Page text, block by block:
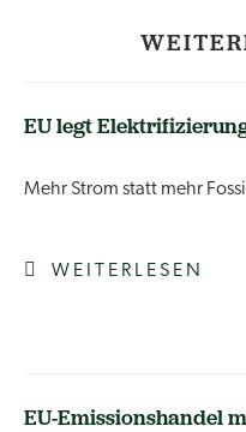
EU legt
Mehr Strom statt mehr
WEITERLESEN
EU-Emissionshandel